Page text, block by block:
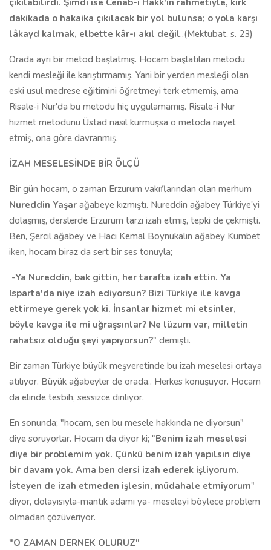
çıkılabilirdi. Şimdi ise Cenab-ı Hakk'ın rahmetiyle, kırk
dakikada o hakaika çıkılacak bir yol bulunsa; o yola karşı
lâkayd kalmak, elbette kâr-ı akıl değil..(Mektubat, s. 23)
Orada ayrı bir metod başlatmış. Hocam başlatılan metodu
kendi mesleği ile karıştırmamış. Yani bir yerden mesleği olan
eski usul medrese eğitimini öğretmeyi terk etmemiş, ama
Risale-i Nur'da bu metodu hiç uygulamamış. Risale-i Nur
hizmet metodunu Üstad nasıl kurmuşsa o metoda riayet
etmiş, ona göre davranmış.
İZAH MESELESİNDE BİR ÖLÇÜ
Bir gün hocam, o zaman Erzurum vakıflarından olan merhum
Nureddin Yaşar ağabeye kızmıştı. Nureddin ağabey Türkiye'yi
dolaşmış, derslerde Erzurum tarzı izah etmiş, tepki de çekmişti.
Ben, Şercil ağabey ve Hacı Kemal Boynukalın ağabey Kümbet
iken, hocam biraz da sert bir ses tonuyla;
-Ya Nureddin, bak gittin, her tarafta izah ettin. Ya
Isparta'da niye izah ediyorsun? Bizi Türkiye ile kavga
ettirmeye gerek yok ki. İnsanlar hizmet mi etsinler,
böyle kavga ile mi uğraşsınlar? Ne lüzum var, milletin
rahatsız olduğu şeyi yapıyorsun?" demişti.
Bir zaman Türkiye büyük meşveretinde bu izah meselesi ortaya
atılıyor. Büyük ağabeyler de orada.. Herkes konuşuyor. Hocam
da elinde tesbih, sessizce dinliyor.
En sonunda; "hocam, sen bu mesele hakkında ne diyorsun"
diye soruyorlar. Hocam da diyor ki; "Benim izah meselesi
diye bir problemim yok. Çünkü benim izah yapılsın diye
bir davam yok. Ama ben dersi izah ederek işliyorum.
İsteyen de izah etmeden işlesin, müdahale etmiyorum"
diyor, dolayısıyla-mantık adamı ya- meseleyi böylece problem
olmadan çözüveriyor.
"O ZAMAN DERNEK OLURUZ"